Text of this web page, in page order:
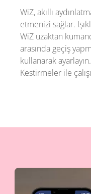
WiZ, akıllı
etmenizi sağlar.
WiZ uzaktan
arasında geçiş
kullanarak
Kestirmeler ile